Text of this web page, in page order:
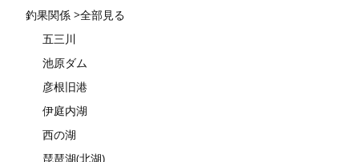
釣果関係 >全部見る
五三川
池原ダム
彦根旧港
伊庭内湖
西の湖
琵琶湖(北湖)